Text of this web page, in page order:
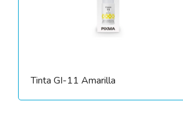
Tinta GI-11 Amarilla